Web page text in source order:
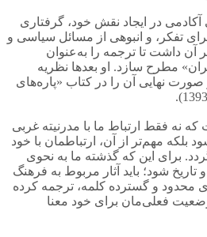
آکادمی در ایجاد نقش خود، گرفتاری
برای تفکر، و انبوهی از مسائل سیاسی و
آن داشت تا ترجمه را به‌عنوان
مطرح سازد. او بعدها نظریه
نهایی آن را در کتاب «پاره‌های
نه فقط ارتباط ما با مدرنیته غربی
مهم‌تر از آن، ارتباطمان با خود
برای این که گذشته ما به نحوی
تاریخ شود؛ باید آثار مربوط به فرهنگ
محدود و گسترده کلمه، ترجمه کرده
وضعیت فعلی‌مان برای خود معنا